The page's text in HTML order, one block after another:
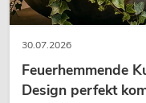
30.07.2026
Feuerhemmende
Design perfekt